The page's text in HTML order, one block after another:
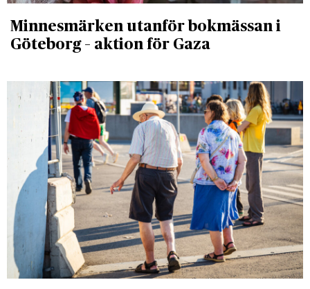
Minnesmärken utanför bokmässan i
Göteborg – aktion för Gaza